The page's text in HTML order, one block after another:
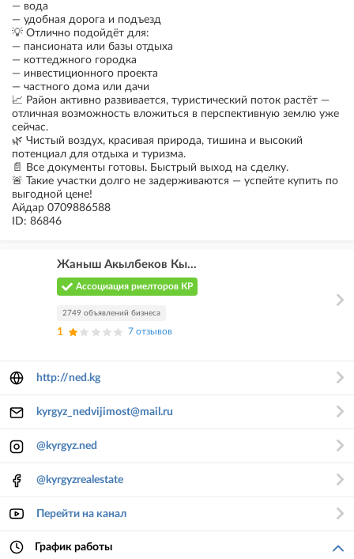
— вода
— удобная дорога и подъезд
💡 Отлично подойдёт для:
— пансионата или базы отдыха
— коттеджного городка
— инвестиционного проекта
— частного дома или дачи
📈 Район активно развивается, туристический поток растёт —
отличная возможность вложиться в перспективную землю уже
сейчас.
🌿 Чистый воздух, красивая природа, тишина и высокий
потенциал для отдыха и туризма.
📄 Все документы готовы. Быстрый выход на сделку.
🚨 Такие участки долго не задерживаются — успейте купить по
выгодной цене!
Айдар 0709886588
ID: 86846
Жаныш Акылбеков Кы...
Ассоциация риелторов КР
2749 объявлений бизнеса
1 7 отзывов
http://ned.kg
kyrgyz_nedvijimost@mail.ru
@kyrgyz.ned
@kyrgyzrealestate
Перейти на канал
График работы